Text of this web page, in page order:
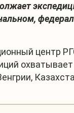
центр